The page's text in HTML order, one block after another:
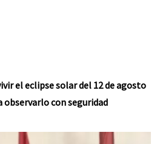
el eclipse solar del 12 de agosto
observarlo con seguridad